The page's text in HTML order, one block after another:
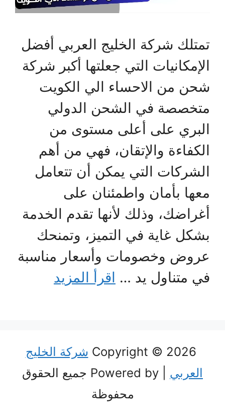
تمتلك شركة الخليج العربي أفضل
الإمكانيات التي جعلتها أكبر شركة
شحن من الاحساء الي الكويت
متخصصة في الشحن الدولي
البري على أعلى مستوى من
الكفاءة والإتقان، فهي من أهم
الشركات التي يمكن أن تتعامل
معها بأمان واطمئنان على
أغراضك، وذلك لأنها تقدم الخدمة
بشكل غاية في التميز، وتمنحك
عروض وخصومات وأسعار مناسبة
في متناول يد … اقرأ المزيد
شركة الخليج
العربي
| Powered by جميع الحقوق
محفوظة